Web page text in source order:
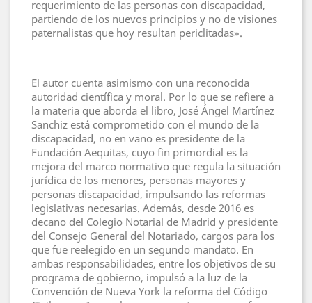
requerimiento de las personas con discapacidad,
partiendo de los nuevos principios y no de visiones
paternalistas que hoy resultan periclitadas».
El autor cuenta asimismo con una reconocida
autoridad científica y moral. Por lo que se refiere a
la materia que aborda el libro, José Ángel Martínez
Sanchiz está comprometido con el mundo de la
discapacidad, no en vano es presidente de la
Fundación Aequitas, cuyo fin primordial es la
mejora del marco normativo que regula la situación
jurídica de los menores, personas mayores y
personas discapacidad, impulsando las reformas
legislativas necesarias. Además, desde 2016 es
decano del Colegio Notarial de Madrid y presidente
del Consejo General del Notariado, cargos para los
que fue reelegido en un segundo mandato. En
ambas responsabilidades, entre los objetivos de su
programa de gobierno, impulsó a la luz de la
Convención de Nueva York la reforma del Código